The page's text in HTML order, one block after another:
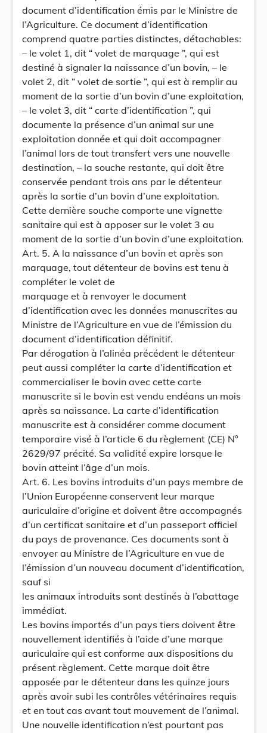
document d’identification émis par le Ministre de
l’Agriculture. Ce document d’identification
comprend quatre parties distinctes, détachables:
– le volet 1, dit “ volet de marquage ”, qui est
destiné à signaler la naissance d’un bovin, – le
volet 2, dit “ volet de sortie ”, qui est à remplir au
moment de la sortie d’un bovin d’une exploitation,
– le volet 3, dit “ carte d’identification ”, qui
documente la présence d’un animal sur une
exploitation donnée et qui doit accompagner
l’animal lors de tout transfert vers une nouvelle
destination, – la souche restante, qui doit être
conservée pendant trois ans par le détenteur
après la sortie d’un bovin d’une exploitation.
Cette dernière souche comporte une vignette
sanitaire qui est à apposer sur le volet 3 au
moment de la sortie d’un bovin d’une exploitation.
Art. 5. A la naissance d’un bovin et après son
marquage, tout détenteur de bovins est tenu à
compléter le volet de
marquage et à renvoyer le document
d’identification avec les données manuscrites au
Ministre de l’Agriculture en vue de l’émission du
document d’identification définitif.
Par dérogation à l’alinéa précédent le détenteur
peut aussi compléter la carte d’identification et
commercialiser le bovin avec cette carte
manuscrite si le bovin est vendu endéans un mois
après sa naissance. La carte d’identification
manuscrite est à considérer comme document
temporaire visé à l’article 6 du règlement (CE) N°
2629/97 précité. Sa validité expire lorsque le
bovin atteint l’âge d’un mois.
Art. 6. Les bovins introduits d’un pays membre de
l’Union Européenne conservent leur marque
auriculaire d’origine et doivent être accompagnés
d’un certificat sanitaire et d’un passeport officiel
du pays de provenance. Ces documents sont à
envoyer au Ministre de l’Agriculture en vue de
l’émission d’un nouveau document d’identification,
sauf si
les animaux introduits sont destinés à l’abattage
immédiat.
Les bovins importés d’un pays tiers doivent être
nouvellement identifiés à l’aide d’une marque
auriculaire qui est conforme aux dispositions du
présent règlement. Cette marque doit être
apposée par le détenteur dans les quinze jours
après avoir subi les contrôles vétérinaires requis
et en tout cas avant tout mouvement de l’animal.
Une nouvelle identification n’est pourtant pas